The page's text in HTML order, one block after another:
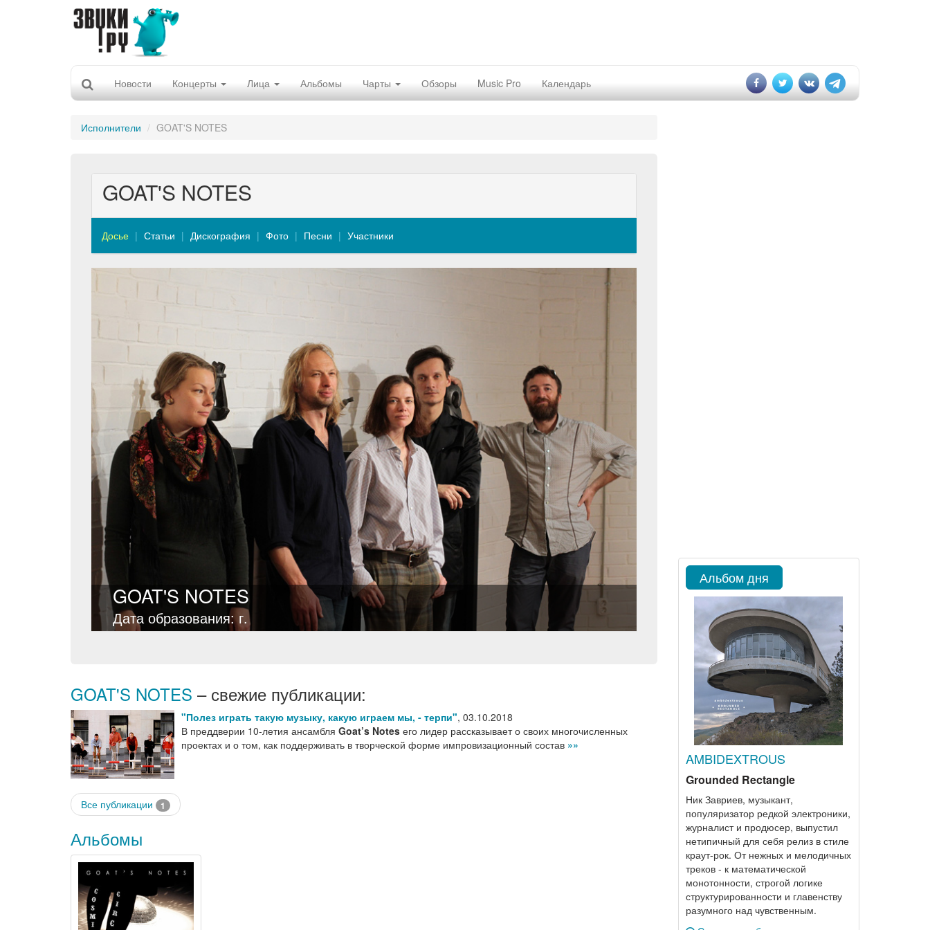
Новости Концерты Лица Альбомы Чарты Обзоры Music Pro Календарь
Исполнители GOAT'S NOTES
GOAT'S NOTES
Досье Статьи Дискография Фото Песни Участники
GOAT'S NOTES
Дата образования: г.
GOAT'S NOTES – свежие публикации:
"Полез играть такую музыку, какую играем мы, - терпи", 03.10.2018
В преддверии 10-летия ансамбля Goat’s Notes его лидер рассказывает о своих многочисленных
проектах и о том, как поддерживать в творческой форме импровизационный состав »»
Все публикации 1
Альбомы
Альбом дня
AMBIDEXTROUS
Grounded Rectangle
Ник Завриев, музыкант,
популяризатор редкой электроники,
журналист и продюсер, выпустил
нетипичный для себя релиз в стиле
краут-рок. От нежных и мелодичных
треков - к математической
монотонности, строгой логике
структурированности и главенству
разумного над чувственным.